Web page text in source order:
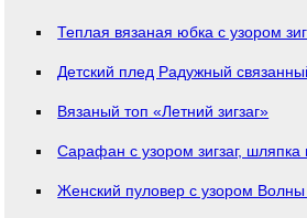
Теплая вязаная юбка с узором
Детский плед Радужный
Вязаный топ «Летний зигзаг»
Сарафан с узором зигзаг, шляпка
Женский пуловер с узором Волны